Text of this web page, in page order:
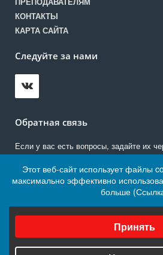
КОНТАКТЫ
КАРТА САЙТА
Следуйте за нами
Обратная связь
Если у вас есть вопросы, задайте их
Написать нам
© 2021 ГБПОУ БТТ
Работает на «SIMAI: Сайт колледжа»
Этот веб-сайт использует файлы
максимально эффективно
больше
Аналитические/
Принять